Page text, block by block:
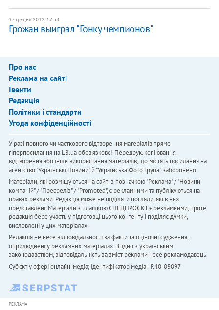
17 грудня 2012, 17:38
Грожан выиграл "Гонку чемпионов"
Про нас
Реклама на сайті
Івенти
Редакція
Політики і стандарти
Угода конфіденційності
У разі повного чи часткового відтворення матеріалів пряме
гіперпосилання на LB.ua обов'язкове! Передрук, копіювання,
відтворення або інше використання матеріалів, що містять посилання на
агентство "Українськi Новини" й "Українська Фото Група", заборонено.
Матеріали, які розміщуються на сайті з позначкою "Реклама" / "Новини
компаній" / "Пресреліз" / "Promoted", є рекламними та публікуються на
правах реклами. Редакція може не поділяти погляди, які в них
представлені. Матеріали з плашкою СПЕЦПРОЄКТ є рекламними, проте
редакція бере участь у підготовці цього контенту і поділяє думки,
висловлені у цих матеріалах.
Редакція не несе відповідальності за факти та оціночні судження,
оприлюднені у рекламних матеріалах. Згідно з українським
законодавством, відповідальність за зміст реклами несе рекламодавець.
Cуб'єкт у сфері онлайн-медіа; ідентифікатор медіа - R40-05097
РЕКЛАМА